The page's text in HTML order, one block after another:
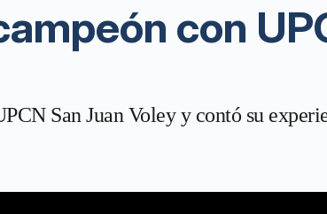
con
San Juan Voley y contó su